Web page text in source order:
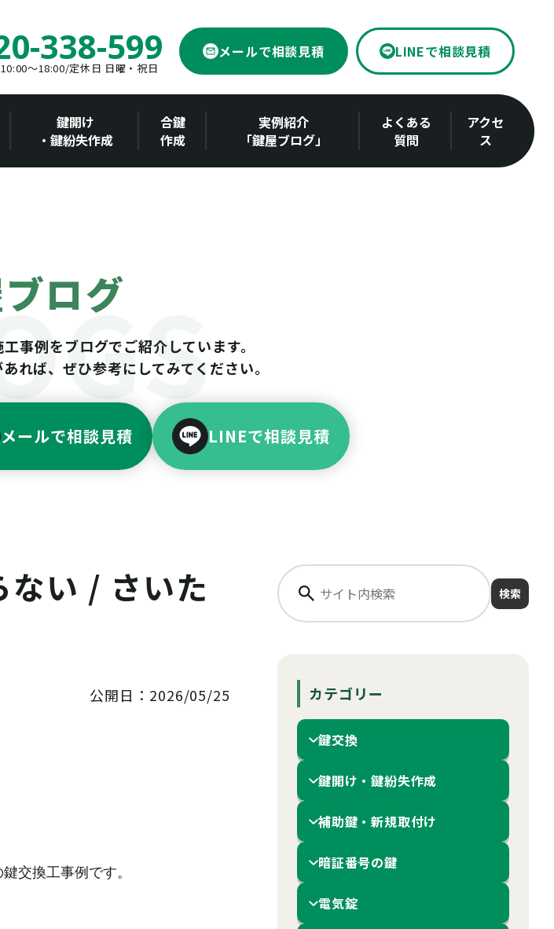
338-599
～18:00/定休日 日曜・祝日
メールで相談見積 LINEで相談見積
鍵開け
・鍵紛失作成
合鍵
作成
実例紹介
「鍵屋ブログ」
よくある
質問
アクセ
ス
ログ
事例をブログでご紹介しています。
れば、ぜひ参考にしてみてください。
メールで相談見積 LINEで相談見積
い / さいた
公開日：2026/05/25
交換工事例です。
検索
カテゴリー
鍵交換
鍵開け・鍵紛失作成
補助鍵・新規取付け
暗証番号の鍵
電気錠